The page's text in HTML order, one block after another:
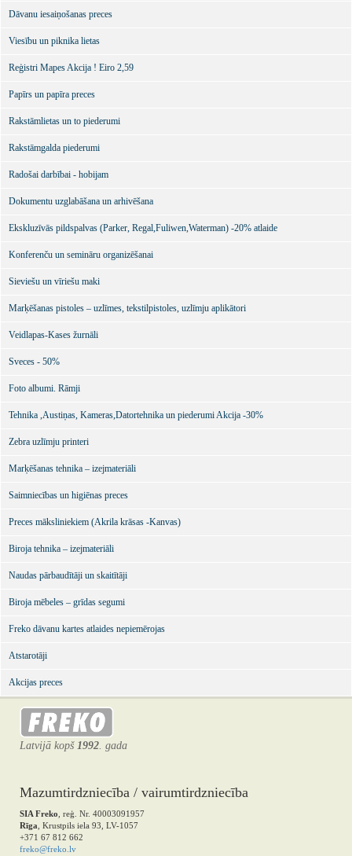
Dāvanu iesaiņošanas preces
Viesību un piknika lietas
Reģistri Mapes Akcija ! Eiro 2,59
Papīrs un papīra preces
Rakstāmlietas un to piederumi
Rakstāmgalda piederumi
Radošai darbībai - hobijam
Dokumentu uzglabāšana un arhivēšana
Ekskluzīvās pildspalvas (Parker, Regal,Fuliwen,Waterman) -20% atlaide
Konferenču un semināru organizēšanai
Sieviešu un vīriešu maki
Marķēšanas pistoles – uzlīmes, tekstilpistoles, uzlīmju aplikātori
Veidlapas-Kases žurnāli
Sveces - 50%
Foto albumi. Rāmji
Tehnika ,Austiņas, Kameras,Datortehnika un piederumi Akcija -30%
Zebra uzlīmju printeri
Marķēšanas tehnika – izejmateriāli
Saimniecības un higiēnas preces
Preces māksliniekiem (Akrila krāsas -Kanvas)
Biroja tehnika – izejmateriāli
Naudas pārbaudītāji un skaitītāji
Biroja mēbeles – grīdas segumi
Freko dāvanu kartes atlaides nepiemērojas
Atstarotāji
Akcijas preces
Latvijā kopš 1992. gada
Mazumtirdzniecība / vairumtirdzniecība
SIA Freko , reģ. Nr. 40003091957
Rīga , Krustpils iela 93, LV-1057
+371 67 812 662
freko@freko.lv